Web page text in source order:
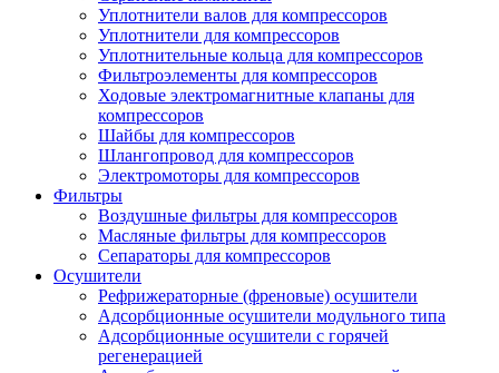
Уплотнители валов для компрессоров
Уплотнители для компрессоров
Уплотнительные кольца для компрессоров
Фильтроэлементы для компрессоров
Ходовые электромагнитные клапаны для
компрессоров
Шайбы для компрессоров
Шлангопровод для компрессоров
Электромоторы для компрессоров
Фильтры
Воздушные фильтры для компрессоров
Масляные фильтры для компрессоров
Сепараторы для компрессоров
Осушители
Рефрижераторные (френовые) осушители
Адсорбционные осушители модульного типа
Адсорбционные осушители с горячей
регенерацией